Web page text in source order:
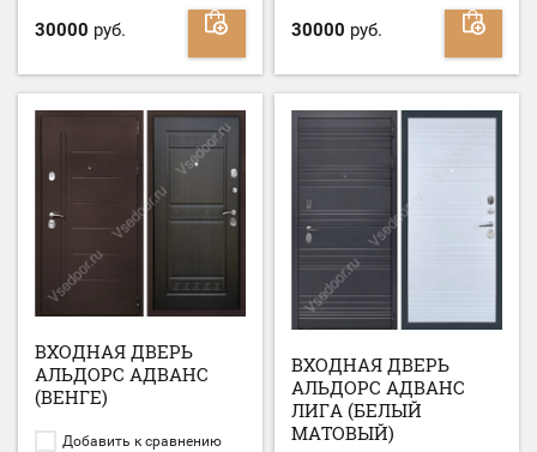
30000 руб. 30000 руб.
ВХОДНАЯ ДВЕРЬ
АЛЬДОРС АДВАНС
(ВЕНГЕ)
Добавить к сравнению
ВХОДНАЯ ДВЕРЬ
АЛЬДОРС АДВАНС
ЛИГА (БЕЛЫЙ
МАТОВЫЙ)